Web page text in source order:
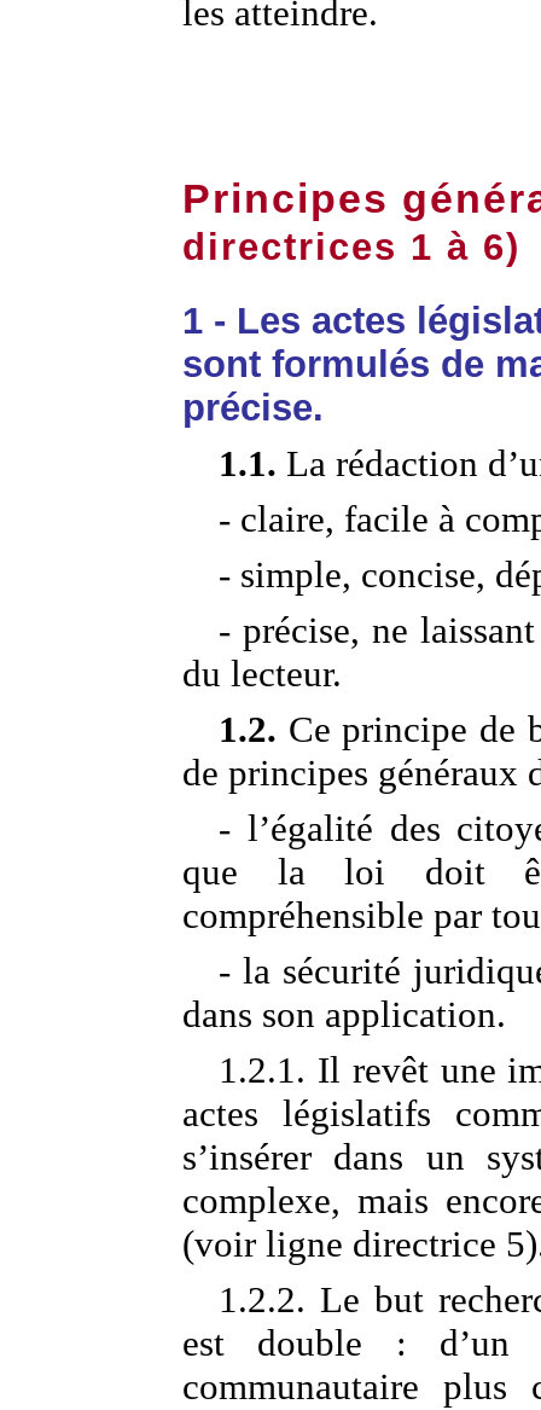
les atteindre.
Principes
directrices 1 à 6)
1 - Les actes
sont formulés de
précise.
1.1. La rédaction
- claire, facile à
- simple, concise,
- précise, ne
du lecteur.
1.2. Ce principe de
de principes généraux
- l’égalité des
que la loi doit
compréhensible par
- la sécurité
dans son application.
1.2.1. Il revêt une
actes législatifs
s’insérer dans un
complexe, mais
(voir ligne directrice
1.2.2. Le but
est double : d’un
communautaire plus